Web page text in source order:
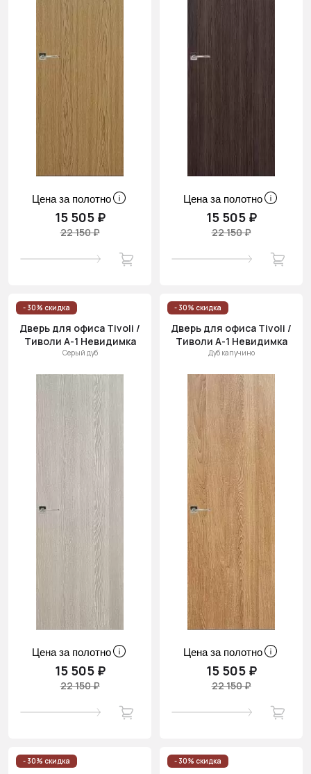
Цена за полотно
15 505 ₽
22 150 ₽
Цена за полотно
15 505 ₽
22 150 ₽
- 30% скидка
Дверь для офиса Tivoli /
Тиволи А-1 Невидимка
Серый дуб
Цена за полотно
15 505 ₽
22 150 ₽
- 30% скидка
Дверь для офиса Tivoli /
Тиволи А-1 Невидимка
Дуб капучино
Цена за полотно
15 505 ₽
22 150 ₽
- 30% скидка - 30% скидка